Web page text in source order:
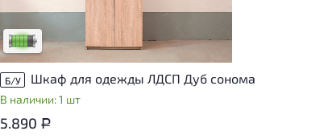
следы эксплуатации, не влияющие на
удобство его использования
Низкая степень износа
Б/У Шкаф для одежды ЛДСП Дуб сонома
В наличии: 1 шт
5.890 Р